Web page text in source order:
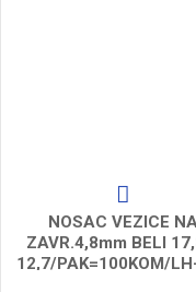
NOSAC VEZICE
ZAVR.4,8mm BELI
12,7/PAK=100KOM/